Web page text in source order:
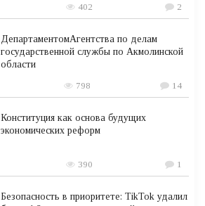
402 2
ДепартаментомАгентства по делам
государственной службы по Акмолинской
области
798 14
Конституция как основа будущих
экономических реформ
390 1
Безопасность в приоритете: TikTok удалил